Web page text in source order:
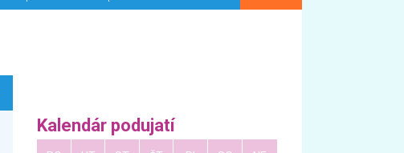
Kalendár podujatí